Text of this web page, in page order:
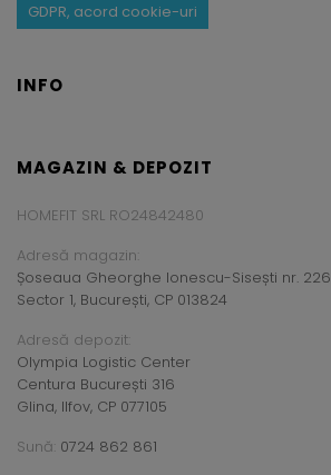
GDPR, acord cookie-uri
INFO
MAGAZIN & DEPOZIT
HOMEFIT SRL RO24842480
Adresă magazin:
Șoseaua Gheorghe Ionescu-Sisești nr. 226
Sector 1, București, CP 013824
Adresă depozit:
Olympia Logistic Center
Centura București 316
Glina, Ilfov, CP 077105
Sună: 0724 862 861